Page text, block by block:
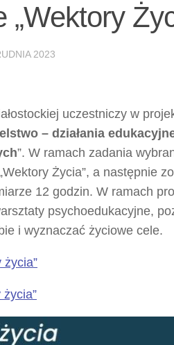
2023
uczestniczy w
– działania
”. W ramach zadania
Życia”, a następnie
12 godzin. W ramach
psychoedukacyjne,
i wyznaczać życiowe cele.
życia”